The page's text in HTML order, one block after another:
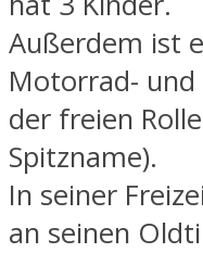
Außerdem ist
Motorrad-
der freien
Spitzname).
In seiner
an seinen